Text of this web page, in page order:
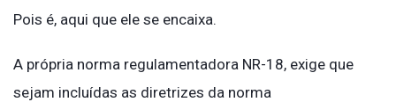
Pois é, aqui que ele se encaixa.
A própria norma regulamentadora NR-18, exige que
sejam incluídas as diretrizes da norma